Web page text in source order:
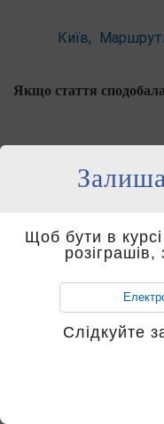
Київ
Якщо стаття
Слідкуйте
Щоб бути в курсі
Слідкуйте